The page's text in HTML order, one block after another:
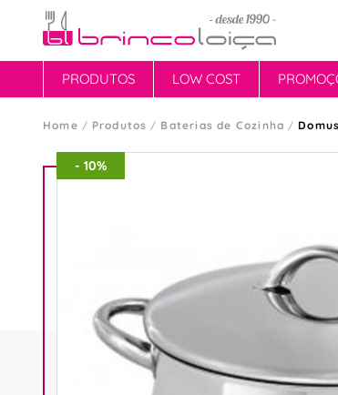
PRODUTOS LOW COST
Home Produtos Baterias de Cozinha
- 10%